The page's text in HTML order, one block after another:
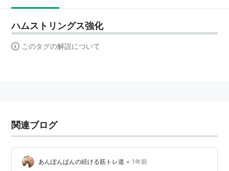
ハムストリングス強化
このタグの解説について
関連ブログ
あんぽんぱんの続ける筋トレ道 • 1年前